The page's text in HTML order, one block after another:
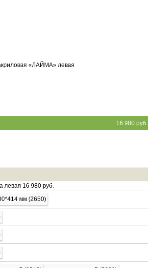
«ЛАЙМА» левая
16 980 руб.
левая 16 980 руб.
мм (2650)